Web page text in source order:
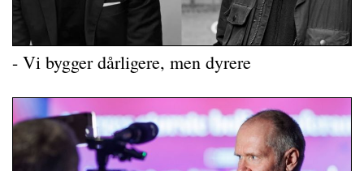
- Vi bygger dårligere, men dyrere